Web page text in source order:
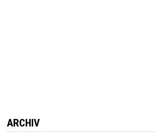
ARCHIV